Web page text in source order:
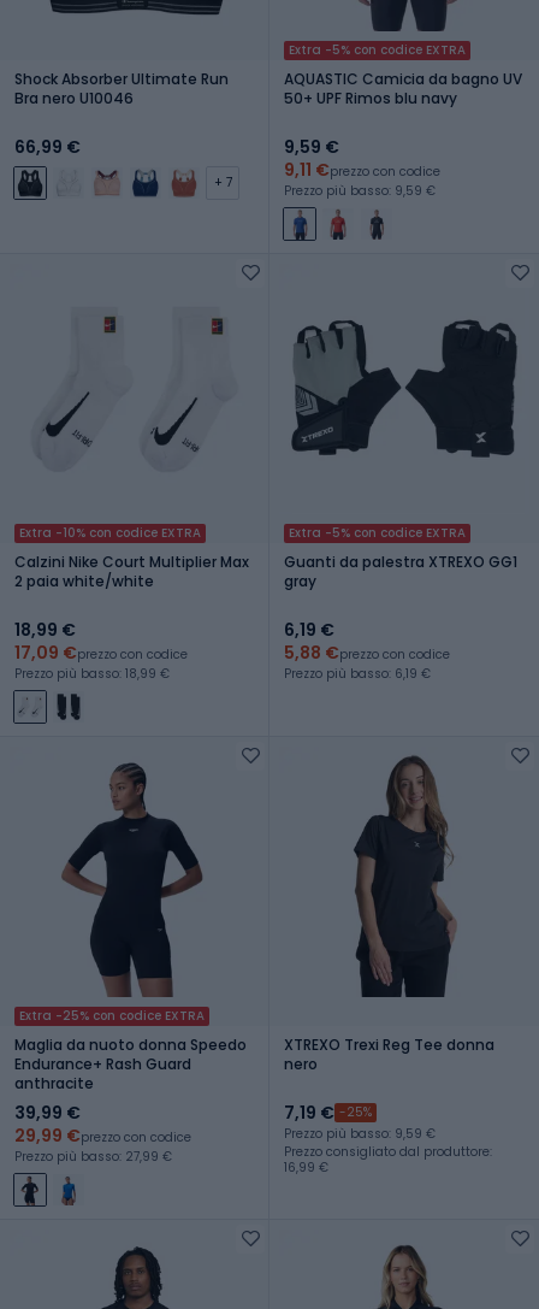
Shock Absorber Ultimate Run
Bra nero U10046
66,99 €
+ 7
Extra -5% con codice EXTRA
AQUASTIC Camicia da bagno UV
50+ UPF Rimos blu navy
9,59 €
9,11 €prezzo con codice
Prezzo più basso: 9,59 €
Extra -10% con codice EXTRA
Calzini Nike Court Multiplier Max
2 paia white/white
18,99 €
17,09 €prezzo con codice
Prezzo più basso: 18,99 €
Extra -5% con codice EXTRA
Guanti da palestra XTREXO GG1
gray
6,19 €
5,88 €prezzo con codice
Prezzo più basso: 6,19 €
Extra -25% con codice EXTRA
Maglia da nuoto donna Speedo
Endurance+ Rash Guard
anthracite
39,99 €
29,99 €prezzo con codice
Prezzo più basso: 27,99 €
XTREXO Trexi Reg Tee donna
nero
7,19 € -25%
Prezzo più basso: 9,59 €
Prezzo consigliato dal produttore:
16,99 €